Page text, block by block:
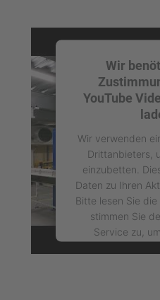
Wir
YouTube
Wir verwenden
Drittanbieters,
einzubetten.
Daten zu Ihren
Bitte lesen Sie
stimmen Sie
Service zu,